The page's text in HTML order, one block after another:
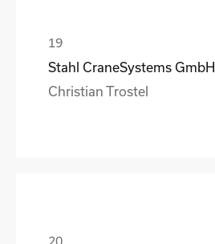
Stahl CraneSystems GmbH
Christian Trostel